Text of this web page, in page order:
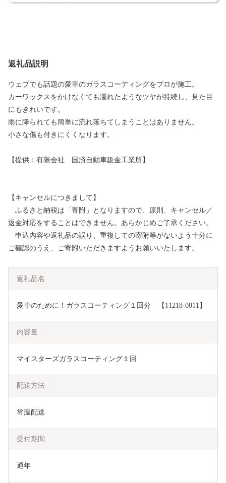
返礼品説明
ウェブでも話題の愛車のガラスコーディングをプロが施工。
カーワックスをかけなくても濡れたようなツヤが持続し、見た目
にもきれいです。
雨に降られても簡単に流れ落ちてしまうことはありません。
小さな傷も付きにくくなります。
【提供：有限会社 国済自動車鈑金工業所】
【キャンセルにつきまして】
ふるさと納税は「寄附」となりますので、原則、キャンセル／
返金対応をすることはできません。あらかじめご了承ください。
申込内容や返礼品の誤り、重複しての寄附等がないよう十分に
ご確認のうえ、ご寄附いただきますようお願いいたします。
返礼品名
愛車のために！ガラスコーティング１回分　【11218-0011】
内容量
マイスターズガラスコーティング１回
配送方法
常温配送
受付期間
通年